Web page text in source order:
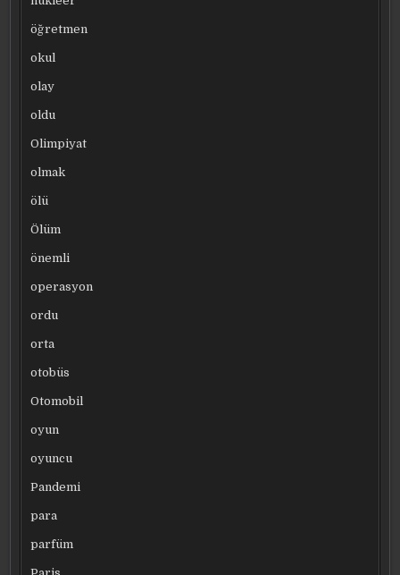
öğretmen
okul
olay
oldu
Olimpiyat
olmak
ölü
Ölüm
önemli
operasyon
ordu
orta
otobüs
Otomobil
oyun
oyuncu
Pandemi
para
parfüm